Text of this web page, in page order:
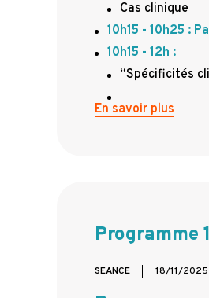
Cas clinique
10h15 - 10h25 :
10h15 - 12h :
“Spécificités
En savoir plus
Programme
SEANCE 18/11/2025